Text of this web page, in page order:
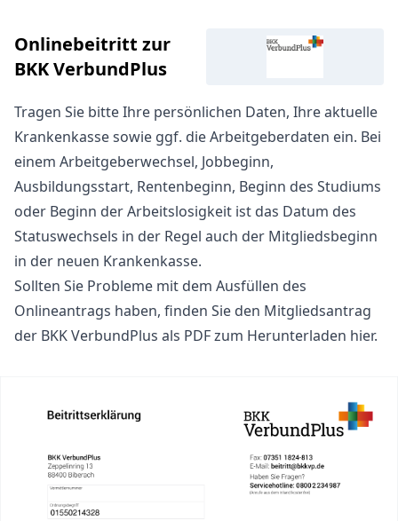
Onlinebeitritt zur
BKK VerbundPlus
Tragen Sie bitte Ihre persönlichen Daten, Ihre aktuelle
Krankenkasse sowie ggf. die Arbeitgeberdaten ein. Bei
einem Arbeitgeberwechsel, Jobbeginn,
Ausbildungsstart, Rentenbeginn, Beginn des Studiums
oder Beginn der Arbeitslosigkeit ist das Datum des
Statuswechsels in der Regel auch der Mitgliedsbeginn
in der neuen Krankenkasse.
Sollten Sie Probleme mit dem Ausfüllen des
Onlineantrags haben, finden Sie den Mitgliedsantrag
der BKK VerbundPlus als PDF zum Herunterladen hier.